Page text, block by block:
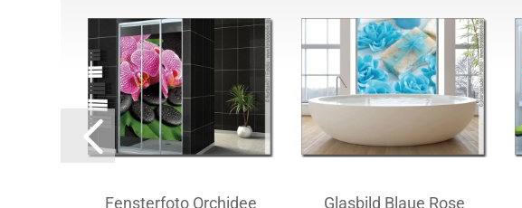
Fensterfoto Orchidee Glasbild Blaue Rose